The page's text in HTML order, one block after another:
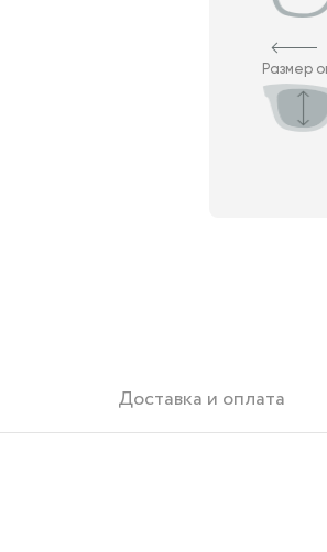
Размер
Доставка и оплата